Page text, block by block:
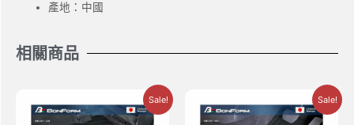
產地：中國
相關商品
Sale! Sale!